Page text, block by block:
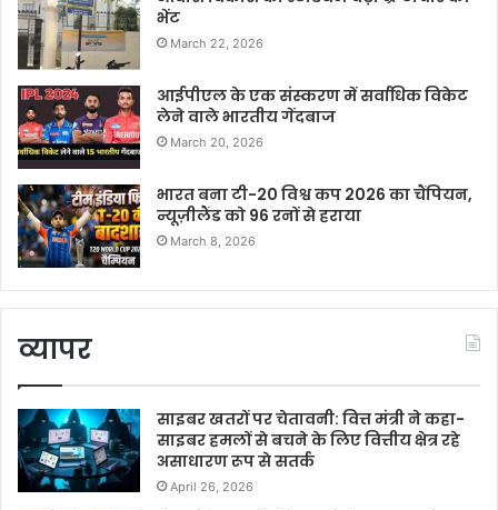
भेंट
March 22, 2026
आईपीएल के एक संस्करण में सर्वाधिक विकेट
लेने वाले भारतीय गेंदबाज
March 20, 2026
भारत बना टी-20 विश्व कप 2026 का चैंपियन,
न्यूज़ीलैंड को 96 रनों से हराया
March 8, 2026
व्यापर
साइबर खतरों पर चेतावनी: वित्त मंत्री ने कहा-
साइबर हमलों से बचने के लिए वित्तीय क्षेत्र रहे
असाधारण रूप से सतर्क
April 26, 2026